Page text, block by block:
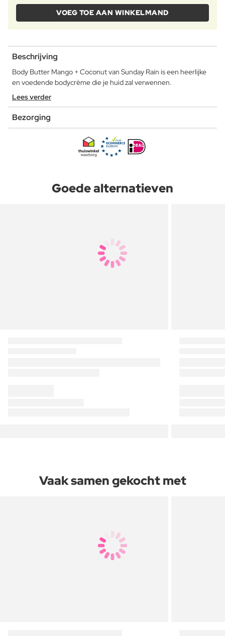
VOEG TOE AAN WINKELMAND
Beschrijving
Body Butter Mango + Coconut van Sunday Rain is een heerlijke
en voedende bodycrème die je huid zal verwennen.
Lees verder
Bezorging
Goede alternatieven
Vaak samen gekocht met